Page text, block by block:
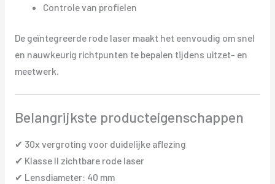
Controle van profielen
De geïntegreerde rode laser maakt het eenvoudig om snel
en nauwkeurig richtpunten te bepalen tijdens uitzet- en
meetwerk.
Belangrijkste producteigenschappen
✔ 30x vergroting voor duidelijke aflezing
✔ Klasse II zichtbare rode laser
✔ Lensdiameter: 40 mm